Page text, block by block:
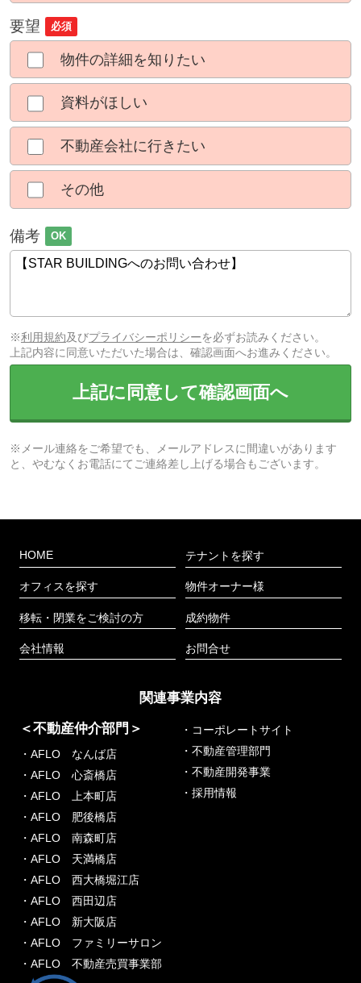
要望 必須
物件の詳細を知りたい
資料がほしい
不動産会社に行きたい
その他
備考 OK
※利用規約及びプライバシーポリシーを必ずお読みください。
上記内容に同意いただいた場合は、確認画面へお進みください。
上記に同意して確認画面へ
※メール連絡をご希望でも、メールアドレスに間違いがあります
と、やむなくお電話にてご連絡差し上げる場合もございます。
HOME
オフィスを探す
移転・閉業をご検討の方
会社情報
テナントを探す
物件オーナー様
成約物件
お問合せ
関連事業内容
＜不動産仲介部門＞
・AFLO なんば店
・AFLO 心斎橋店
・AFLO 上本町店
・AFLO 肥後橋店
・AFLO 南森町店
・AFLO 天満橋店
・AFLO 西大橋堀江店
・AFLO 西田辺店
・AFLO 新大阪店
・AFLO ファミリーサロン
・AFLO 不動産売買事業部
・コーポレートサイト
・不動産管理部門
・不動産開発事業
・採用情報